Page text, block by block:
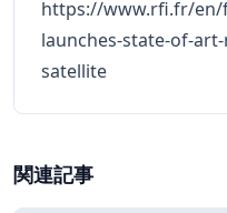
https://www.rfi.fr/en/
launches-state-of-
satellite
関連記事